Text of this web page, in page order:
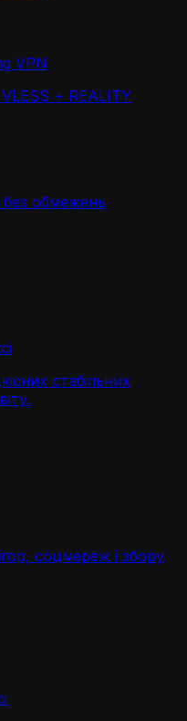
VPN
+ REALITY
обмежень
стабільних
соцмереж і збору